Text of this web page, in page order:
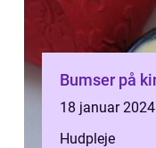
Bumser på
18 januar 2024
Hudpleje